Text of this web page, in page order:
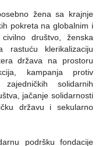
žena sa krajnje
pokreta na globalnim i
društvo, ženska
rastuću klerikalizaciju
država na prostoru
kampanja protiv
solidarnih
jačanje solidarnosti
državu i sekularno
podršku fondacije